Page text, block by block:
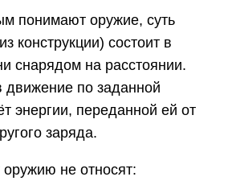
понимают оружие, суть
конструкции) состоит в
снарядом на расстоянии.
движение по заданной
энергии, переданной ей от
заряда.
оружию не относят: